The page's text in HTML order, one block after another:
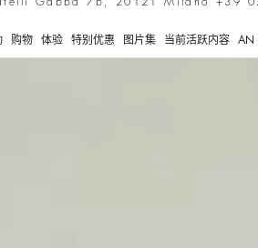
购物 体验 特别优惠 图片集 当前活跃内容 AN